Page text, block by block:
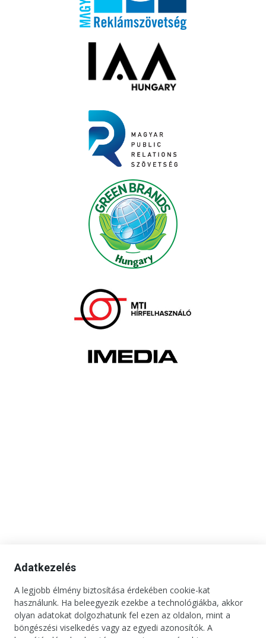
Kapcsolat Impresszum Médiaajánlat
Jogi tudnivalók
Adatkezelési tájékoztató
Copyright © 2025. Minden jog fenntartva. onBRANDS
Adatkezelés
A legjobb élmény biztosítása érdekében cookie-kat
használunk. Ha beleegyezik ezekbe a technológiákba, akkor
olyan adatokat dolgozhatunk fel ezen az oldalon, mint a
böngészési viselkedés vagy az egyedi azonosítók. A